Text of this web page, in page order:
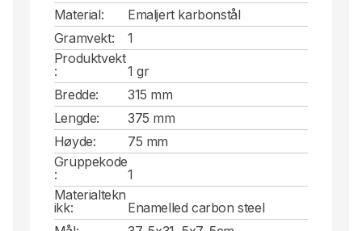
Material:
Emaljert karbonstål
Gramvekt:
1
Produktvekt
:
1 gr
Bredde:
315 mm
Lengde:
375 mm
Høyde:
75 mm
Gruppekode
:
1
Materialtekn
ikk:
Enamelled carbon steel